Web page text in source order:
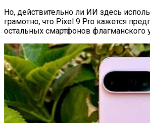
Но, действительно ли ИИ здесь
грамотно, что Pixel 9 Pro кажется
остальных смартфонов флагманского